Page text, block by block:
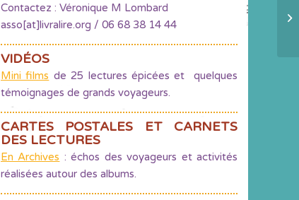
Contactez : Véronique M Lombard
asso[at]livralire.org / 06 68 38 14 44
VIDÉOS
Mini films de 25 lectures épicées et quelques
témoignages de grands voyageurs.
CARTES POSTALES ET CARNETS
DES LECTURES
En Archives : échos des voyageurs et activités
réalisées autour des albums.